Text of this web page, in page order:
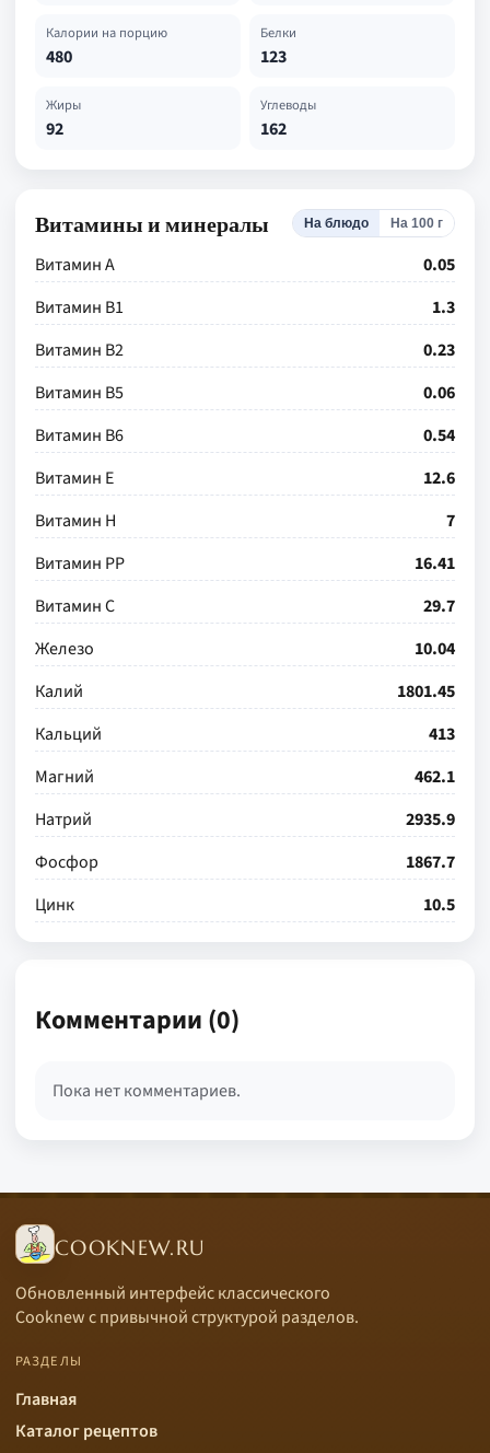
Калории на порцию
480
Белки
123
Жиры
92
Углеводы
162
Витамины и минералы На блюдо На 100 г
Витамин А
0.05
Витамин В1
1.3
Витамин В2
0.23
Витамин В5
0.06
Витамин В6
0.54
Витамин Е
12.6
Витамин Н
7
Витамин РР
16.41
Витамин С
29.7
Железо
10.04
Калий
1801.45
Кальций
413
Магний
462.1
Натрий
2935.9
Фосфор
1867.7
Цинк
10.5
Комментарии (0)
Пока нет комментариев.
COOKNEW.RU
Обновленный интерфейс классического
Cooknew с привычной структурой разделов.
РАЗДЕЛЫ
Главная
Каталог рецептов